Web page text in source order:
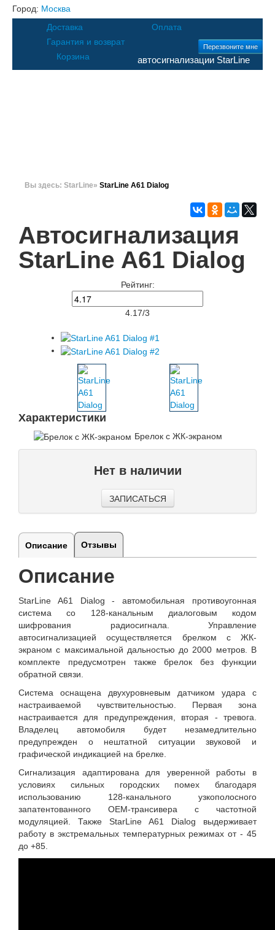
Город: Москва
Доставка
Оплата
Гарантия и возврат
Корзина
Перезвоните мне
автосигнализации StarLine
Вы здесь: StarLine» StarLine A61 Dialog
Автосигнализация
StarLine A61 Dialog
Рейтинг:
4.17/3
Характеристики
Брелок с ЖК-экраном
Нет в наличии
ЗАПИСАТЬСЯ
Описание Отзывы
Описание
StarLine A61 Dialog - автомобильная противоугонная
система со 128-канальным диалоговым кодом
шифрования радиосигнала. Управление
автосигнализацией осуществляется брелком с ЖК-
экраном с максимальной дальностью до 2000 метров. В
комплекте предусмотрен также брелок без функции
обратной связи.
Система оснащена двухуровневым датчиком удара с
настраиваемой чувствительностью. Первая зона
настраивается для предупреждения, вторая - тревога.
Владелец автомобиля будет незамедлительно
предупрежден о нештатной ситуации звуковой и
графической индикацией на брелке.
Сигнализация адаптирована для уверенной работы в
условиях сильных городских помех благодаря
использованию 128-канального узкополосного
запатентованного OEM-трансивера с частотной
модуляцией. Также StarLine A61 Dialog выдерживает
работу в экстремальных температурных режимах от - 45
до +85.